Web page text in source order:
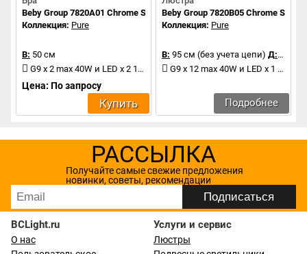
Beby Group 7820A01 Chrome Silver Cortina Black Lilac
Коллекция: Pure
В: 50 см
G9 x 2 max 40W и LED x 2 1.W
Цена: По запросу
Купить
Beby Group 7820B05 Chrome Silver
Коллекция: Pure
В: 95 см (без учета цепи) Д:110 см
G9 x 12 max 40W и LED x 1 1.2W
Подробнее
РАССЫЛКА
Получайте самые свежие предложения
новинки, советы, рекомендации
BCLight.ru
О нас
Услуги и сервис
Люстры